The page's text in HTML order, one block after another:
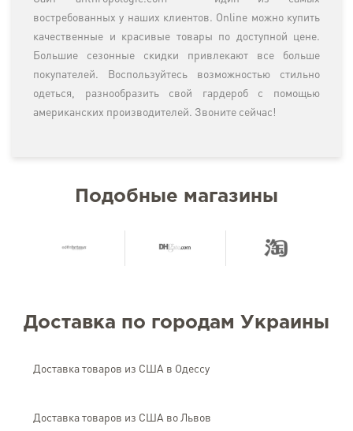
востребованных у наших клиентов. Online можно купить
качественные и красивые товары по доступной цене.
Большие сезонные скидки привлекают все больше
покупателей. Воспользуйтесь возможностью стильно
одеться, разнообразить свой гардероб с помощью
американских производителей. Звоните сейчас!
Подобные магазины
Доставка по городам Украины
Доставка товаров из США в Одессу
Доставка товаров из США во Львов